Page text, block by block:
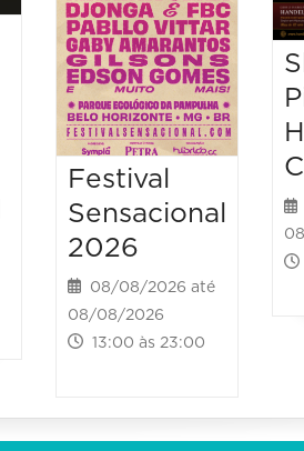
Festival
Sensacional
2026
08/08/2026 até
08/08/2026
13:00 às 23:00